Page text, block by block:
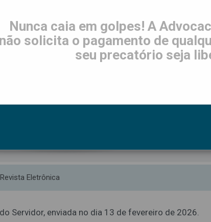
Revista Eletrônica
Servidor, enviada no dia 13 de fevereiro de 2026.
Nunca caia em golpes! A
não solicita o pagamento de
seu precatório seja